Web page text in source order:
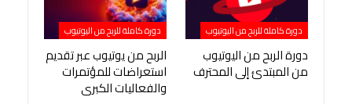
دورة كاملة للربح من اليوتيوب
دورة الربح من اليوتيوب
من المبتدئ إلى المحترف
دورة كاملة للربح من اليوتيوب
الربح من يوتيوب عبر تقديم
استعراضات للمؤتمرات
والفعاليات الكبرى